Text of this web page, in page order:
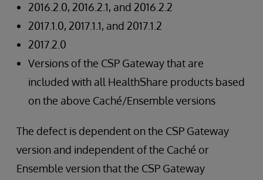
2016.2.0, 2016.2.1, and 2016.2.2
2017.1.0, 2017.1.1, and 2017.1.2
2017.2.0
Versions of the CSP Gateway that are
included with all HealthShare products based
on the above Caché/Ensemble versions
The defect is dependent on the CSP Gateway
version and independent of the Caché or
Ensemble version that the CSP Gateway